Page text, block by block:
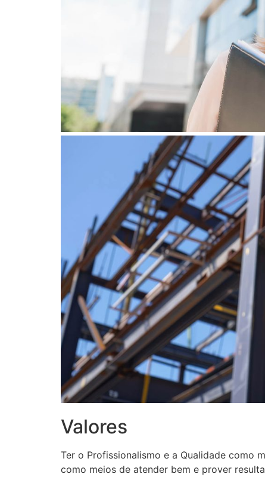
Valores
Ter o Profissionalismo e a Qualidade como
como meios de atender bem e prover